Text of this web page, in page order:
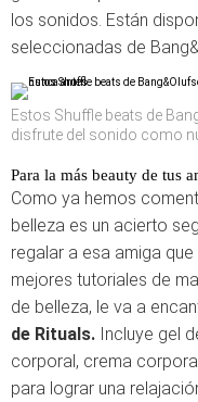
los sonidos. Están
seleccionadas de
Estos Shuffle beats de
disfrute del sonido como
Para la más beauty de tus
Como ya hemos
belleza es un acierto
regalar a esa amiga
mejores tutoriales de
de belleza, le va a
de Rituals. Incluye gel
corporal, crema
para lograr una